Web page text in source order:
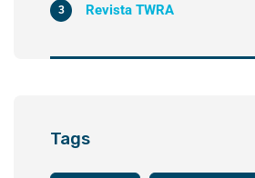
Revista TWRA
3
Tags